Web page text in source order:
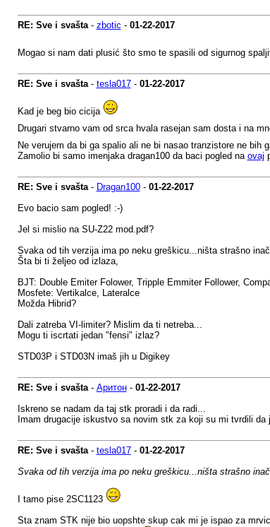
RE: Sve i svašta- zbotic - 01-22-2017
Mogao si nam dati plusić što smo te spasili od sigurnog
RE: Sve i svašta- tesla017- 01-22-2017
Kad je beg bio cicija
Drugari stvarno vam od srca hvala rasejan sam dosta i na
Ne verujem da bi ga spalio ali ne bi nasao tranzistore ne bih
Zamolio bi samo imenjaka dragan100 da baci pogled na ovaj
RE: Sve i svašta- Dragan100- 01-22-2017
Evo bacio sam pogled! :-)
Jel si mislio na SU-Z22 mod.pdf?
Svaka od tih verzija ima po neku greškicu...ništa strašno
Šta bi ti željeo od izlaza,
BJT: Double Emiter Folower, Tripple Emmiter Follower,
Mosfete: Vertikalce, Lateralce
Možda Hibrid?
Dali zatreba VI-limiter? Mislim da ti netreba...
Mogu ti iscrtati jedan "fensi" izlaz?
STD03P i STD03N imaš jih u Digikey
RE: Sve i svašta- Аритон- 01-22-2017
Iskreno se nadam da taj stk proradi i da radi...
Imam drugacije iskustvo sa novim stk za koji su mi tvrdili
RE: Sve i svašta- tesla017- 01-22-2017
Svaka od tih verzija ima po neku greškicu...ništa strašno
I tamo pise 2SC1123
Sta znam STK nije bio uopshte skup cak mi je ispao za